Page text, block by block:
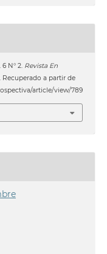
N° 2. Revista En
Recuperado a partir de
article/view/789